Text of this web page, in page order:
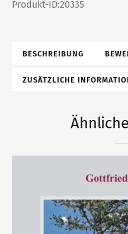
Produkt-ID:20335
BESCHREIBUNG
ZUSÄTZLICHE